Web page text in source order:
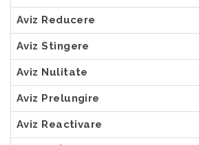
Aviz Reducere
Aviz Stingere
Aviz Nulitate
Aviz Prelungire
Aviz Reactivare